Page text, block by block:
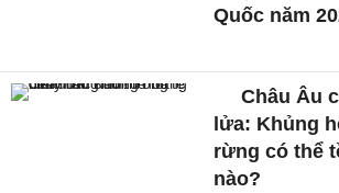
Quốc năm
Châu Âu
lửa: Khủng
rừng có thể
nào?